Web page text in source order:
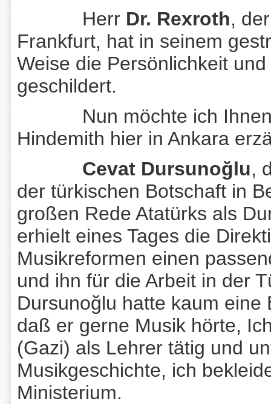
Herr Dr. Rexroth,
Frankfurt, hat in seinem
Weise die Persönlichkeit
geschildert.
Nun möchte ich Ihnen
Hindemith hier in Ankara
Cevat Dursunoğlu,
der türkischen Botschaft in
großen Rede Atatürks als
erhielt eines Tages die
Musikreformen einen
und ihn für die Arbeit in der
Dursunoğlu hatte kaum
daß er gerne Musik hörte,
(Gazi) als Lehrer tätig und
Musikgeschichte, ich
Ministerium.